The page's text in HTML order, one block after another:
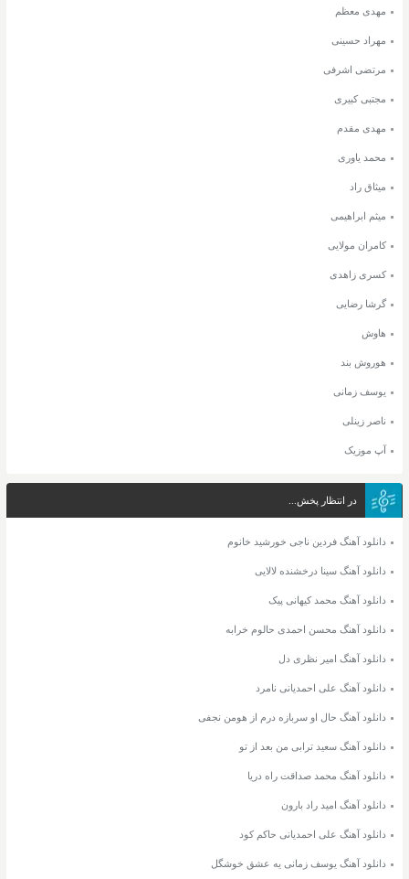
مهدی معظم
مهراد حسینی
مرتضی اشرفی
مجتبی کبیری
مهدی مقدم
محمد یاوری
میثاق راد
میثم ابراهیمی
کامران مولایی
کسری زاهدی
گرشا رضایی
هاوش
هوروش بند
یوسف زمانی
ناصر زینلی
آپ موزیک
در انتظار پخش...
دانلود آهنگ فردین ناجی خورشید خانوم
دانلود آهنگ سینا درخشنده لالایی
دانلود آهنگ محمد کیهانی پیک
دانلود آهنگ محسن احمدی حالوم خرابه
دانلود آهنگ امیر نظری دل
دانلود آهنگ علی احمدیانی نامرد
دانلود آهنگ حال او سربازه درم از هومن نجفی
دانلود آهنگ سعید ترابی من بعد از تو
دانلود آهنگ محمد صداقت راه دریا
دانلود آهنگ امید راد بارون
دانلود آهنگ علی احمدیانی حاکم کود
دانلود آهنگ یوسف زمانی یه عشق خوشگل